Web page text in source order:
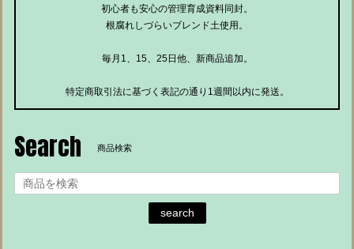
初心者も安心の管理育成資料同封。
根腐れしづらいブレンド土使用。
毎月1、15、25日他、新商品追加。
特定商取引法に基づく表記の通り1週間以内に発送。
Search 商品検索
search